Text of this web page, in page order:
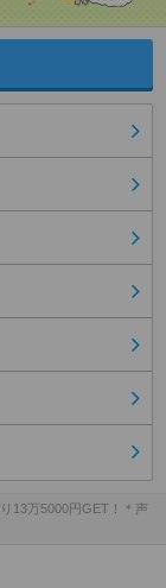
13万5000円GET！＊声